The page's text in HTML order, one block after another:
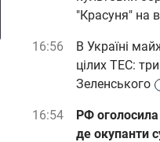
"Красуня" на
16:56
В Україні
цілих ТЕС:
Зеленського
16:54
РФ
де окупанти